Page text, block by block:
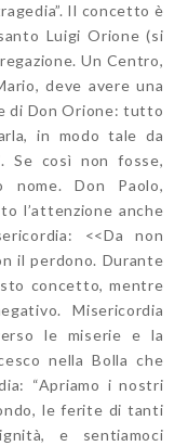
Il concetto è
Luigi Orione (si
Un Centro,
deve avere una
di Don Orione: tutto
in modo tale da
Se così non fosse,
Don Paolo,
l’attenzione anche
<<Da non
il perdono. Durante
concetto, mentre
Misericordia
le miserie e la
nella Bolla che
“Apriamo i nostri
le ferite di tanti
e sentiamoci